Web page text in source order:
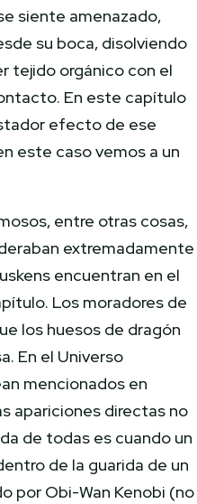
siente amenazado,
su boca, disolviendo
tejido orgánico con el
En este capítulo
efecto de ese
este caso vemos a un
entre otras cosas,
extremadamente
encuentran en el
Los moradores de
los huesos de dragón
En el Universo
mencionados en
apariciones directas no
de todas es cuando un
de la guarida de un
por Obi-Wan Kenobi (no